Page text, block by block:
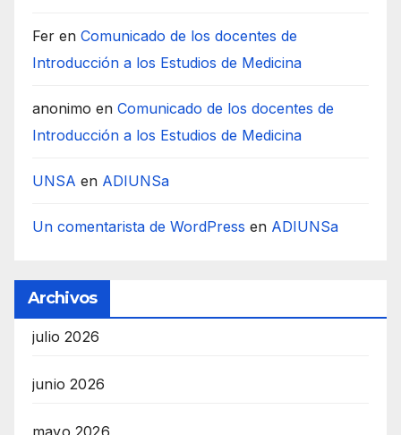
Fer en Comunicado de los docentes de
Introducción a los Estudios de Medicina
anonimo en Comunicado de los docentes de
Introducción a los Estudios de Medicina
UNSA en ADIUNSa
Un comentarista de WordPress en ADIUNSa
Archivos
julio 2026
junio 2026
mayo 2026